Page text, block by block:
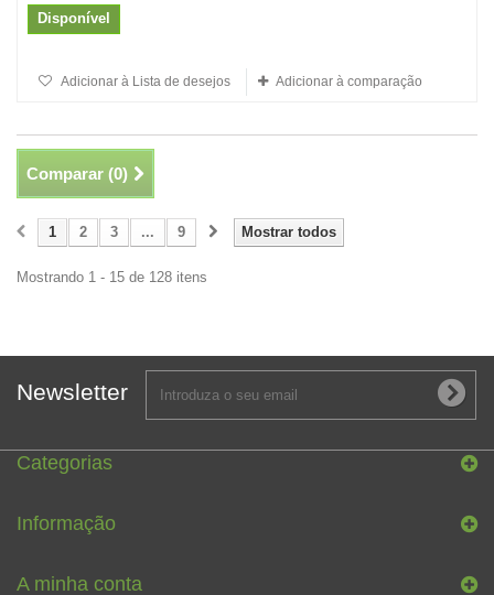
Disponível
Adicionar à Lista de desejos Adicionar à comparação
Comparar (0)
Mostrar todos
1 2 3 ... 9
Mostrando 1 - 15 de 128 itens
Newsletter
Categorias
Informação
A minha conta